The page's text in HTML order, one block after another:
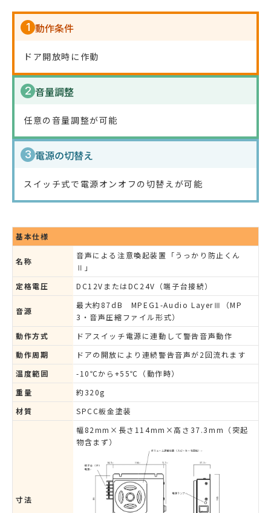
1 動作条件
ドア開放時に作動
2 音量調整
任意の音量調整が可能
3 電源の切替え
スイッチ式で電源オンオフの切替えが可能
基本仕様
名称
音声による注意喚起装置「うっかり防止くん
Ⅱ」
定格電圧
DC12VまたはDC24V（端子台接続）
音源
最大約87dB MPEG1-Audio LayerⅢ（MP
3・音声圧縮ファイル形式）
動作方式
ドアスイッチ電源に連動して警告音声動作
動作周期
ドアの開放により連続警告音声が2回流れます
温度範囲
-10℃から+55℃（動作時）
重量
約320g
材質
SPCC板金塗装
寸法
幅82mm×長さ114mm×高さ37.3mm（突起
物含まず）